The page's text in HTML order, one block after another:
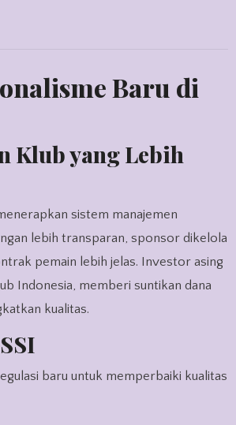
Baru di
Klub yang Lebih
sistem manajemen
lebih transparan, sponsor dikelola
pemain lebih jelas. Investor asing
Indonesia, memberi suntikan dana
kualitas.
baru untuk memperbaiki kualitas